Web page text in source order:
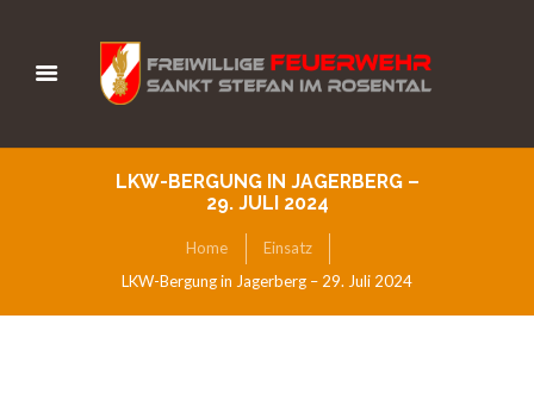
LKW-BERGUNG IN JAGERBERG –
29. JULI 2024
Home
Einsatz
LKW-Bergung in Jagerberg – 29. Juli 2024